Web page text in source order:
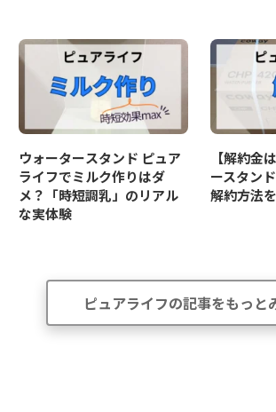
ウォータースタンド ピュア
ライフでミルク作りはダ
メ？「時短調乳」のリアル
な実体験
【解約金
ースタン
解約方法
ピュアライフの記事をもっと